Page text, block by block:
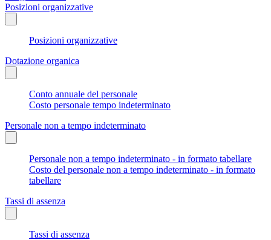
Posizioni organizzative
Posizioni organizzative
Dotazione organica
Conto annuale del personale
Costo personale tempo indeterminato
Personale non a tempo indeterminato
Personale non a tempo indeterminato - in formato tabellare
Costo del personale non a tempo indeterminato - in formato
tabellare
Tassi di assenza
Tassi di assenza